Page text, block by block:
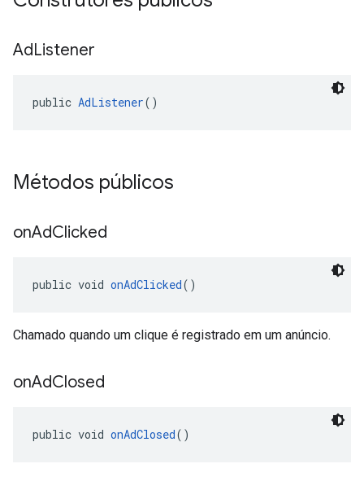
AdListener
public AdListener()
Métodos públicos
onAdClicked
public void onAdClicked()
Chamado quando um clique é registrado em um anúncio.
onAdClosed
public void onAdClosed()